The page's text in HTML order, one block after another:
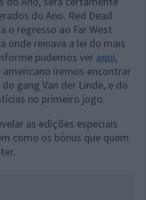
do Ano. Red Dead
o regresso ao Far West
onde reinava a lei do mais
pudemos ver aqui,
iremos encontrar
gang Van der Linde, e do
no primeiro jogo.
as edições especiais
como os bónus que quem